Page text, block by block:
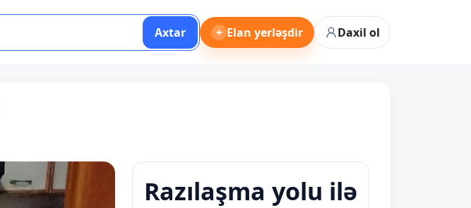
Axtar + Elan yerləşdir Daxil ol
Razılaşma yolu ilə